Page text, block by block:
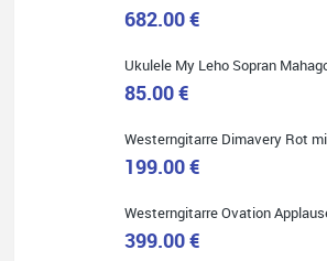
Klein...aber fein!
Toller Service, nette Leute. Immer wieder gerne..
682.00 €
85.00 €
199.00 €
399.00 €